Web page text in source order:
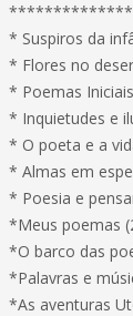
* Suspiros da
* Flores no
* Poemas
* Inquietudes e
* O poeta e a
* Almas em
* Poesia e
*Meus poemas
*O barco das
*Palavras e
*As aventuras